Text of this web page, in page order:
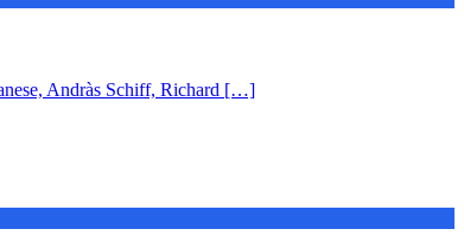
Andràs Schiff, Richard […]